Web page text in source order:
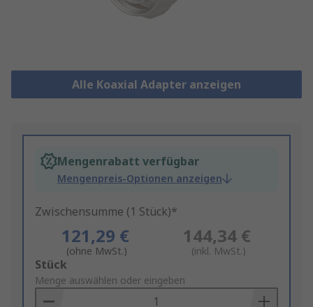
Alle Koaxial Adapter anzeigen
Mengenrabatt verfügbar
Mengenpreis-Optionen anzeigen
Zwischensumme (1 Stück)*
121,29 €
(ohne MwSt.)
144,34 €
(inkl. MwSt.)
Add
to
Basket
Stück
Menge auswählen oder eingeben